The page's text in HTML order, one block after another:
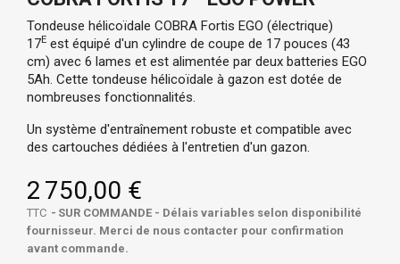
Tondeuse hélicoïdale COBRA Fortis EGO (électrique)
17E est équipé d'un cylindre de coupe de 17 pouces (43
cm) avec 6 lames et est alimentée par deux batteries EGO
5Ah. Cette tondeuse hélicoïdale à gazon est dotée de
nombreuses fonctionnalités.
Un système d'entraînement robuste et compatible avec
des cartouches dédiées à l'entretien d'un gazon.
2 750,00 €
TTC
SUR COMMANDE - Délais variables selon disponibilité
fournisseur. Merci de nous contacter pour confirmation
avant commande.